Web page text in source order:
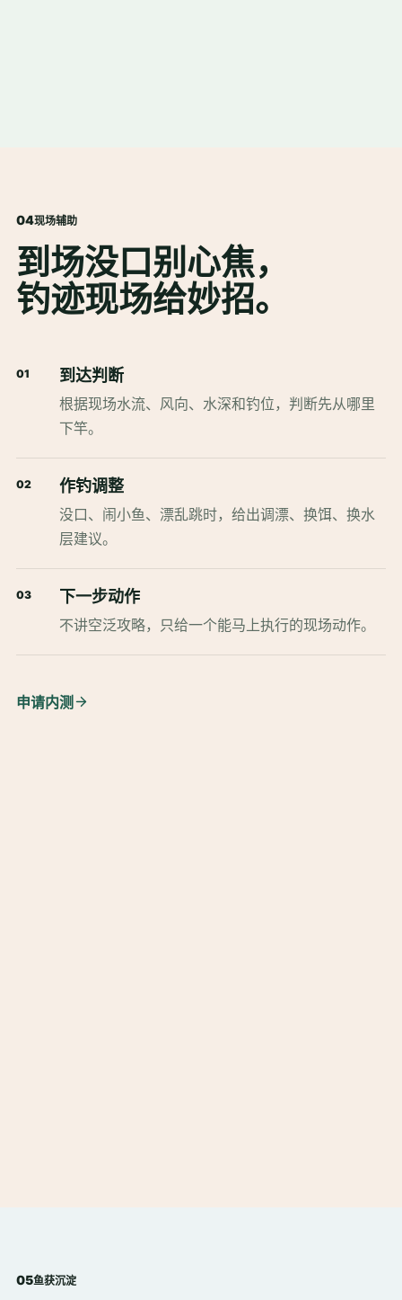
04现场辅助
到场没口别心焦，
钓迹现场给妙招。
01 到达判断
根据现场水流、风向、水深和钓位，判断先从哪里
下竿。
02 作钓调整
没口、闹小鱼、漂乱跳时，给出调漂、换饵、换水
层建议。
03 下一步动作
不讲空泛攻略，只给一个能马上执行的现场动作。
申请内测
05鱼获沉淀